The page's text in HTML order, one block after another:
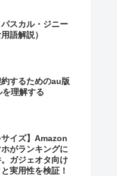
スカル・ジニー
語解説）
するためのau版
理解する
サイズ】Amazon
がランキングに
ガジェオタ向け
実用性を検証！